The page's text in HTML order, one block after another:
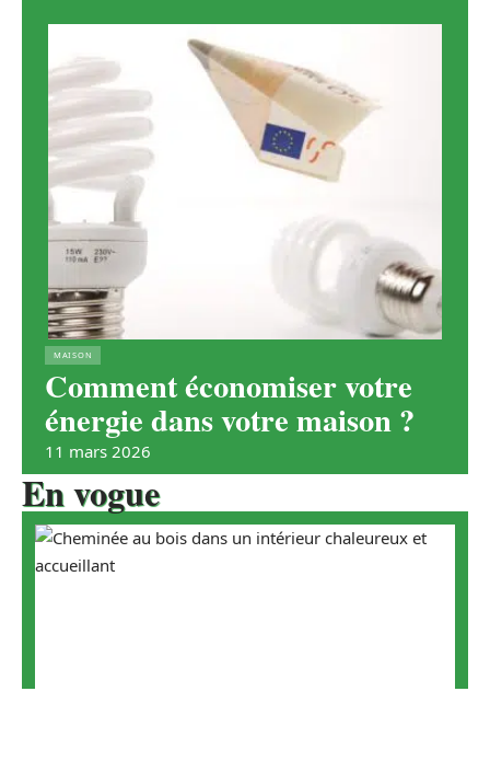
MAISON
Comment économiser votre
énergie dans votre maison ?
11 mars 2026
En vogue